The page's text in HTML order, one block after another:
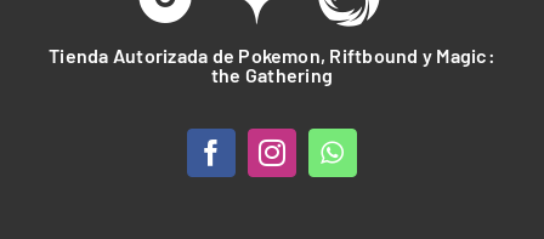
Tienda Autorizada de Pokemon, Riftbound y Magic:
the Gathering